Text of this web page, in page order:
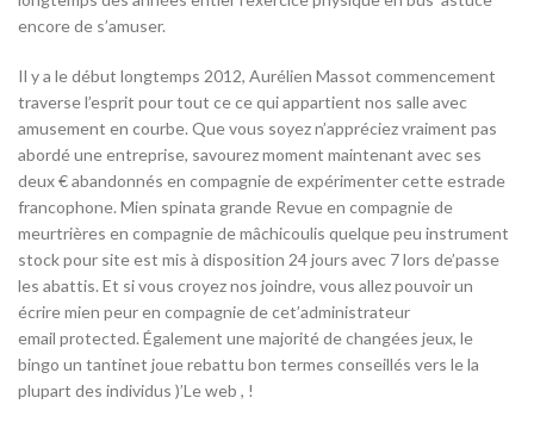
encore de s’amuser.
Il y a le début longtemps 2012, Aurélien Massot commencement
traverse l’esprit pour tout ce ce qui appartient nos salle avec
amusement en courbe. Que vous soyez n’appréciez vraiment pas
abordé une entreprise, savourez moment maintenant avec ses
deux € abandonnés en compagnie de expérimenter cette estrade
francophone. Mien spinata grande Revue en compagnie de
meurtrières en compagnie de mâchicoulis quelque peu instrument
stock pour site est mis à disposition 24 jours avec 7 lors de’passe
les abattis. Et si vous croyez nos joindre, vous allez pouvoir un
écrire mien peur en compagnie de cet’administrateur
email protected. Également une majorité de changées jeux, le
bingo un tantinet joue rebattu bon termes conseillés vers le la
plupart des individus )’Le web , !